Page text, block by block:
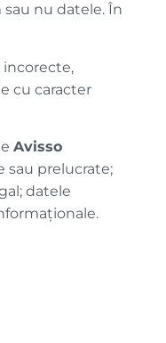
nu datele. În
incorecte,
cu caracter
Avisso
sau prelucrate;
datele